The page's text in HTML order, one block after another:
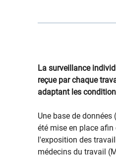
La surveillance
reçue par chaque
adaptant les
Une base de
été mise en place
l'exposition des
médecins du travail